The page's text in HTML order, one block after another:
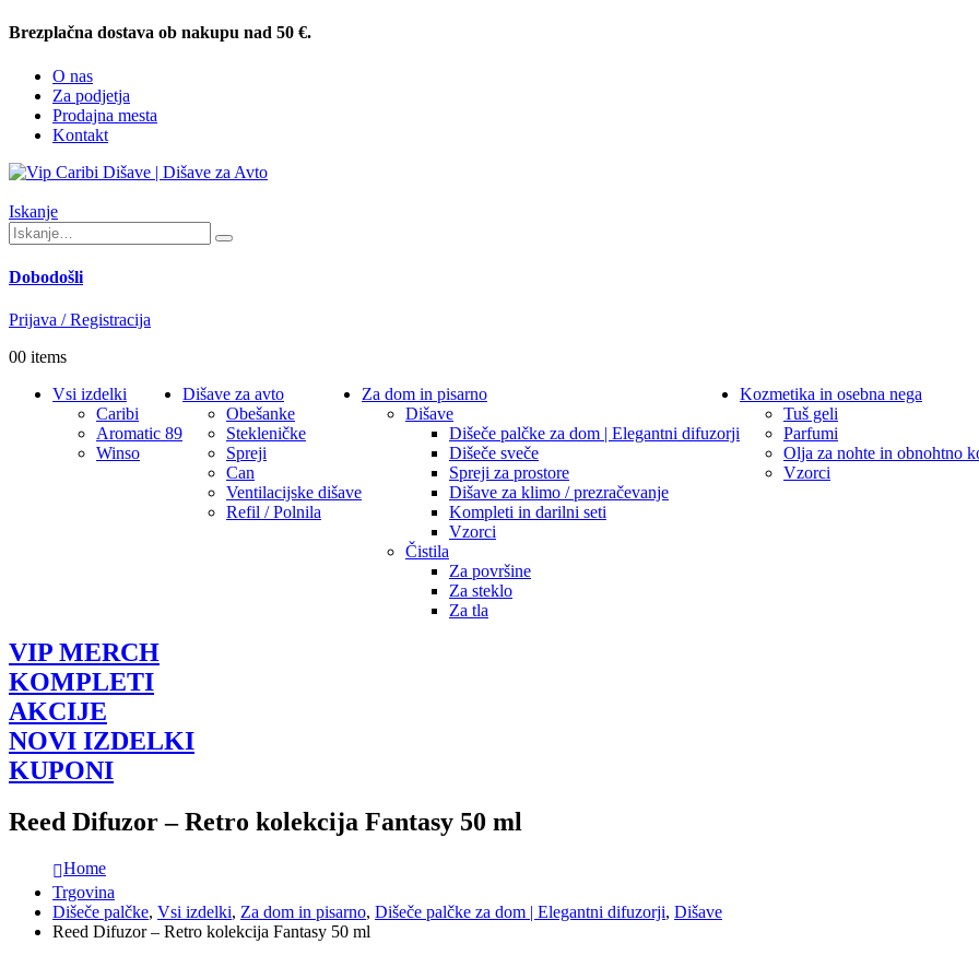
Brezplačna dostava ob nakupu nad 50 €.
O nas
Za podjetja
Prodajna mesta
Kontakt
Iskanje
Dobodošli
Prijava / Registracija
00 items
Vsi izdelki
Caribi
Aromatic 89
Winso
Dišave za avto
Obešanke
Stekleničke
Spreji
Can
Ventilacijske dišave
Refil / Polnila
Za dom in pisarno
Dišave
Dišeče palčke za dom | Elegantni difuzorji
Dišeče sveče
Spreji za prostore
Dišave za klimo / prezračevanje
Kompleti in darilni seti
Vzorci
Čistila
Za površine
Za steklo
Za tla
Kozmetika in osebna nega
Tuš geli
Parfumi
Olja za nohte in obnohtno
Vzorci
VIP MERCH
KOMPLETI
AKCIJE
NOVI IZDELKI
KUPONI
Reed Difuzor – Retro kolekcija Fantasy 50 ml
Home
Trgovina
Dišeče palčke, Vsi izdelki, Za dom in pisarno, Dišeče palčke za dom | Elegantni difuzorji, Dišave
Reed Difuzor – Retro kolekcija Fantasy 50 ml